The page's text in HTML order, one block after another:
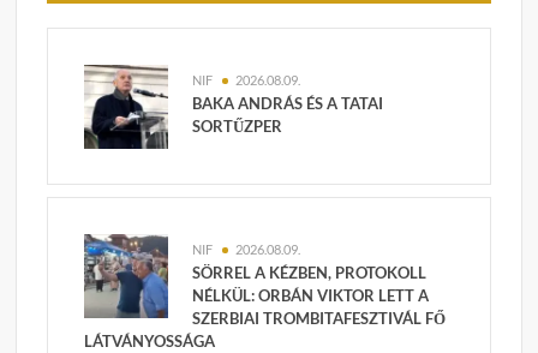
NIF 2026.08.09.
BAKA ANDRÁS ÉS A TATAI
SORTŰZPER
NIF 2026.08.09.
SÖRREL A KÉZBEN, PROTOKOLL
NÉLKÜL: ORBÁN VIKTOR LETT A
SZERBIAI TROMBITAFESZTIVÁL FŐ
LÁTVÁNYOSSÁGA